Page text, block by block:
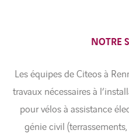
NOTRE
Les équipes de Citeos à
travaux nécessaires à
pour vélos à assistance
génie civil